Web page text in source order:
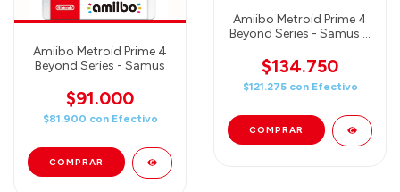
Amiibo Metroid Prime 4
Beyond Series - Samus
$91.000
$81.900 con Efectivo
Amiibo Metroid Prime 4
Beyond Series - Samus &
$134.750
$121.275 con Efectivo